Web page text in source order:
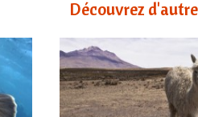
Découvrez